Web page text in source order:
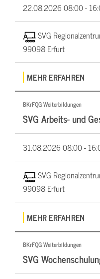
22.08.202608:00 -
SVG
99098 Erfurt
MEHR ERFAHREN
BKrFQG Weiterbildungen
SVG Arbeits- und
31.08.202608:00 -
SVG
99098 Erfurt
MEHR ERFAHREN
BKrFQG Weiterbildungen
SVG